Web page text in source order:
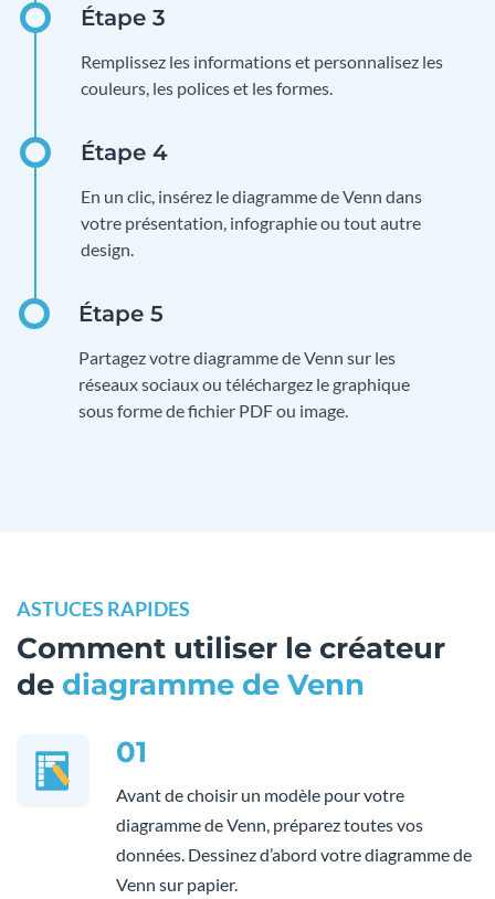
Remplissez les informations et personnalisez les
couleurs, les polices et les formes.
En un clic, insérez le diagramme de Venn dans
votre présentation, infographie ou tout autre
design.
Partagez votre diagramme de Venn sur les
réseaux sociaux ou téléchargez le graphique
sous forme de fichier PDF ou image.
ASTUCES RAPIDES
Comment utiliser le créateur
de diagramme de Venn
01
Avant de choisir un modèle pour votre
diagramme de Venn, préparez toutes vos
données. Dessinez d’abord votre diagramme de
Venn sur papier.